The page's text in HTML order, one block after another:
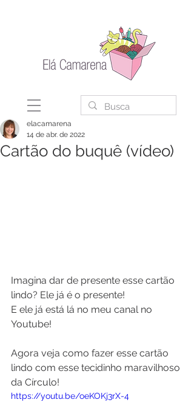
Cartão do buquê (vídeo)
elacamarena
14 de abr. de 2022
Imagina dar de presente esse cartão
lindo? Ele já é o presente!
E ele já está lá no meu canal no
Youtube!
Agora veja como fazer esse cartão
lindo com esse tecidinho maravilhoso
da Círculo!
https://youtu.be/oeKOKj3rX-4